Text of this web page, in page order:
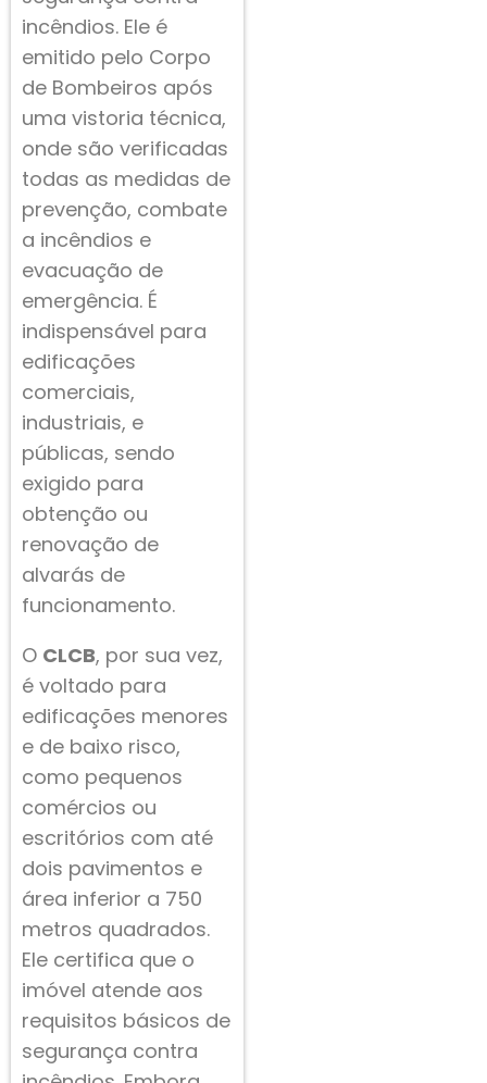
incêndios. Ele é
emitido pelo Corpo
de Bombeiros após
uma vistoria técnica,
onde são verificadas
todas as medidas de
prevenção, combate
a incêndios e
evacuação de
emergência. É
indispensável para
edificações
comerciais,
industriais, e
públicas, sendo
exigido para
obtenção ou
renovação de
alvarás de
funcionamento.
O CLCB, por sua vez,
é voltado para
edificações menores
e de baixo risco,
como pequenos
comércios ou
escritórios com até
dois pavimentos e
área inferior a 750
metros quadrados.
Ele certifica que o
imóvel atende aos
requisitos básicos de
segurança contra